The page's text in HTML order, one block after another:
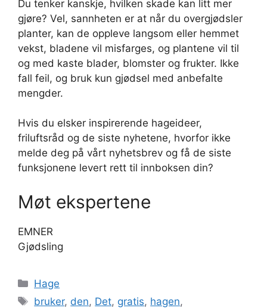
Du tenker kanskje, hvilken skade kan litt mer
gjøre? Vel, sannheten er at når du overgjødsler
planter, kan de oppleve langsom eller hemmet
vekst, bladene vil misfarges, og plantene vil til
og med kaste blader, blomster og frukter. Ikke
fall feil, og bruk kun gjødsel med anbefalte
mengder.
Hvis du elsker inspirerende hageideer,
friluftsråd og de siste nyhetene, hvorfor ikke
melde deg på vårt nyhetsbrev og få de siste
funksjonene levert rett til innboksen din?
Møt ekspertene
EMNER
Gjødsling
Categories
Hage
Tags
bruker, den, Det, gratis, hagen,